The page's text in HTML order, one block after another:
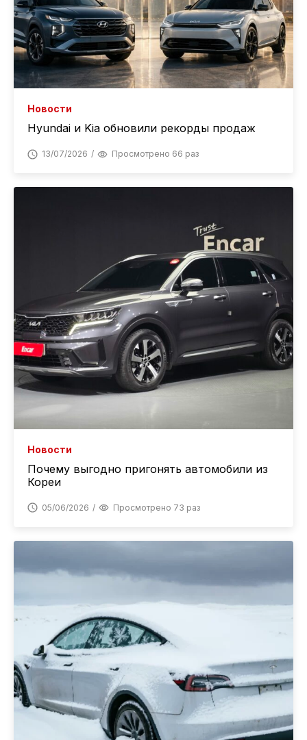
Новости
Hyundai и Kia обновили рекорды продаж
13/07/2026 Просмотрено 66 раз
Новости
Почему выгодно пригонять автомобили из
Кореи
05/06/2026 Просмотрено 73 раз